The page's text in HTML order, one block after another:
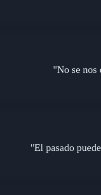
"No se nos
"El pasado